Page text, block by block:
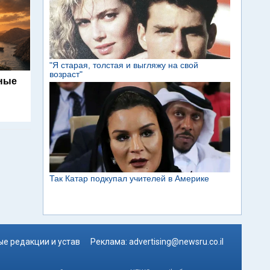
редакции и устав Реклама: advertising@newsru.co.il